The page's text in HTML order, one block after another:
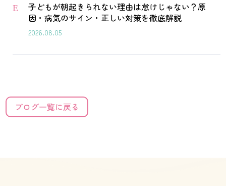
E
子どもが朝起きられない理由は怠けじゃない？原
因・病気のサイン・正しい対策を徹底解説
2026.08.05
ブログ一覧に戻る